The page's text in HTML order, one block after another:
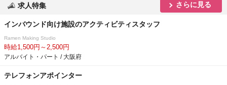
求人特集 さらに見る
インバウンド向け施設のアクティビティスタッフ
Ramen Making Studio
時給1,500円～2,500円
アルバイト・パート / 大阪府
テレフォンアポインター